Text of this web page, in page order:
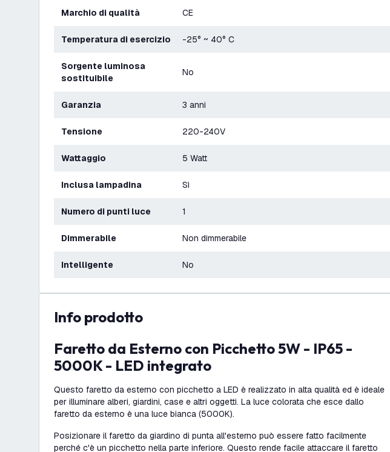
Marchio di qualità CE
Temperatura di esercizio -25° ~ 40° C
Sorgente luminosa
sostituibile
No
Garanzia 3 anni
Tensione 220-240V
Wattaggio 5 Watt
Inclusa lampadina Sì
Numero di punti luce 1
Dimmerabile Non dimmerabile
Intelligente No
info prodotto
Faretto da Esterno con Picchetto 5W - IP65 -
5000K - LED integrato
Questo faretto da esterno con picchetto a LED è realizzato in alta qualità ed è ideale
per illuminare alberi, giardini, case e altri oggetti. La luce colorata che esce dallo
faretto da esterno è una luce bianca (5000K).
Posizionare il faretto da giardino di punta all'esterno può essere fatto facilmente
perché c'è un picchetto nella parte inferiore. Questo rende facile attaccare il faretto